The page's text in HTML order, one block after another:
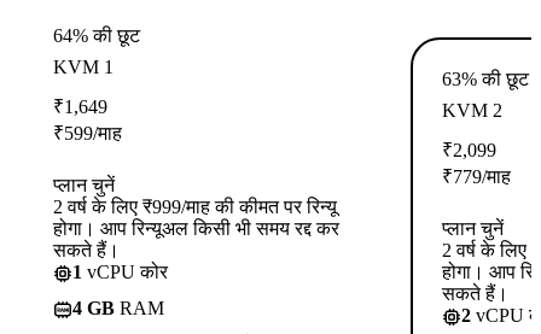
64% की छूट
KVM 1
₹1,649
₹599/माह
प्लान चुनें
2 वर्ष के लिए ₹999/माह की कीमत पर रिन्यू
होगा। आप रिन्यूअल किसी भी समय रद्द कर
सकते हैं।
1 vCPU कोर
4 GB RAM
63% की छूट
KVM 2
₹2,099
₹779/माह
प्लान चुनें
2 वर्ष के लिए
होगा। आप
सकते हैं।
2 vCPU